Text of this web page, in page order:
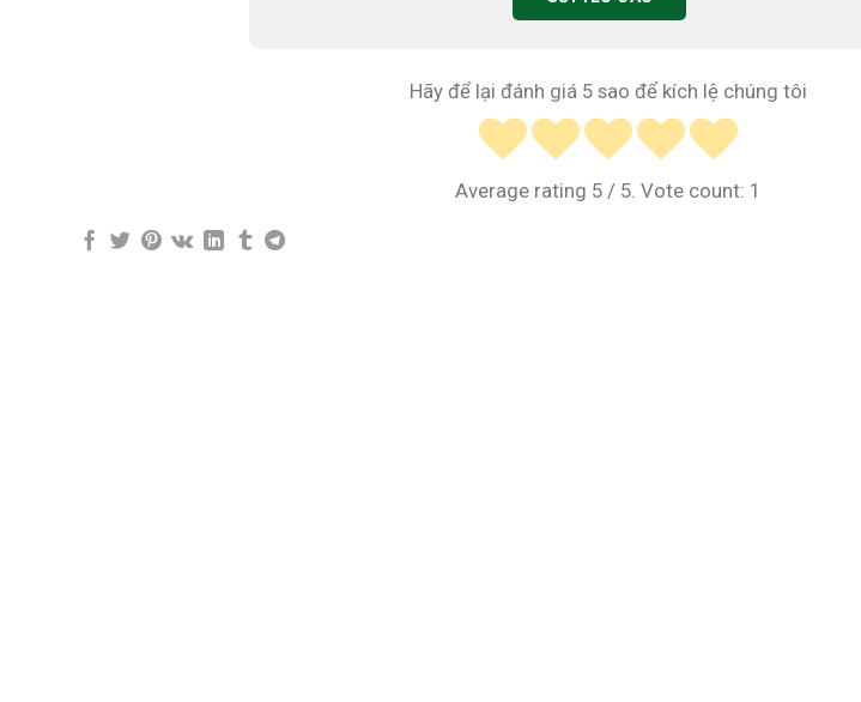
Hãy để lại đánh giá 5 sao để kích lệ chúng tôi
Average rating 5 / 5. Vote count: 1